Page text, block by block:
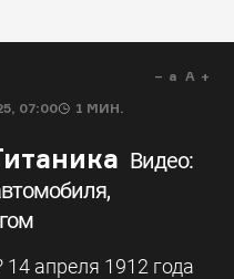
07:00 1 МИН.
a A
Видео:
апреля 1912 года